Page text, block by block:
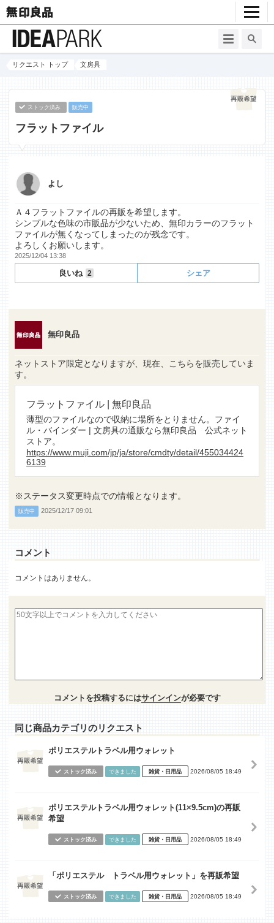
リクエスト トップ 文房具
ストック済み 販売中
フラットファイル
よし
Ａ４フラットファイルの再販を希望します。
シンプルな色味の市販品が少ないため、無印カラーのフラット
ファイルが無くなってしまったのが残念です。
よろしくお願いします。
2025/12/04 13:38
良いね 2 シェア
無印良品
ネットストア限定となりますが、現在、こちらを販売していま
す。
フラットファイル | 無印良品
薄型のファイルなので収納に場所をとりません。ファイ
ル・バインダー | 文房具の通販なら無印良品 公式ネット
ストア。
https://www.muji.com/jp/ja/store/cmdty/detail/455034424
6139
※ステータス変更時点での情報となります。
販売中 2025/12/17 09:01
コメント
コメントはありません。
コメントを投稿するにはサインインが必要です
同じ商品カテゴリのリクエスト
ポリエステルトラベル用ウォレット
ストック済み できました 雑貨・日用品 2026/08/05 18:49
ポリエステルトラベル用ウォレット(11×9.5cm)の再販
希望
ストック済み できました 雑貨・日用品 2026/08/05 18:49
「ポリエステル トラベル用ウォレット」を再販希望
ストック済み できました 雑貨・日用品 2026/08/05 18:49